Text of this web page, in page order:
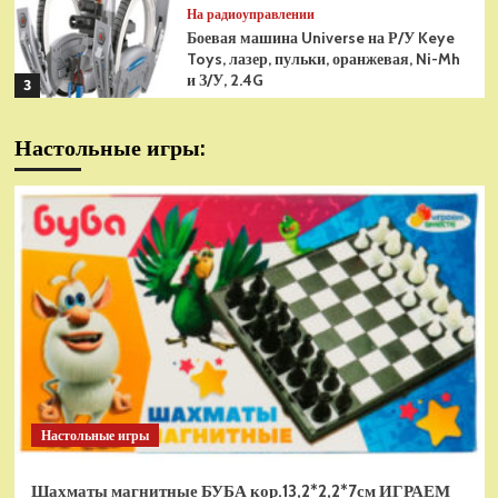
3
На радиоуправлении
Боевая машина Universe на Р/У Keye
Toys, лазер, пульки, оранжевая, Ni-Mh
и З/У, 2.4G
Радиоуправляемая модель
(HN1586)
На радиоуправлении
Р/У танк Taigen 1/16
Panzerkampfwagen III (Германия) HC
(для ИК танкового боя) V3 2.4G RTR,
TG3848-1HC-IR3.0
1
На радиоуправлении
Радиоуправляемый танк Torro
Sturmtiger Panzer 1к16
(TR1111700300)
Настольные игры:
Настольные игры
Шахматы магнитные БУБА кор.13,2*2,2*7см ИГРАЕМ